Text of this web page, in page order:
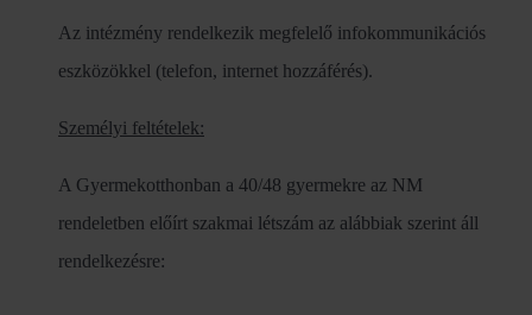
Az intézmény rendelkezik megfelelő infokommunikációs
eszközökkel (telefon, internet hozzáférés).
Személyi feltételek:
A Gyermekotthonban a 40/48 gyermekre az NM
rendeletben előírt szakmai létszám az alábbiak szerint áll
rendelkezésre: